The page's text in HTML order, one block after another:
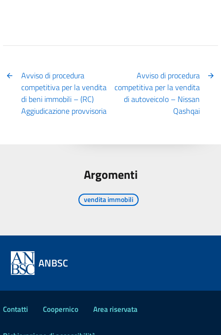
Avviso di procedura
competitiva per la vendita
di beni immobili – (RC)
Aggiudicazione provvisoria
Avviso di procedura
competitiva per la vendita
di autoveicolo – Nissan
Qashqai
Argomenti
vendita immobili
ANBSC
Contatti Coopernico Area riservata